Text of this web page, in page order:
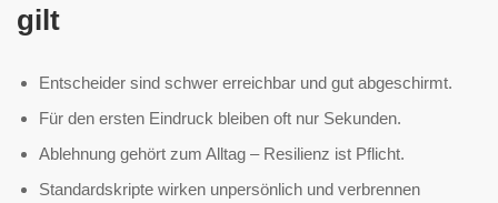
gilt
Entscheider sind schwer erreichbar und gut abgeschirmt.
Für den ersten Eindruck bleiben oft nur Sekunden.
Ablehnung gehört zum Alltag – Resilienz ist Pflicht.
Standardskripte wirken unpersönlich und verbrennen